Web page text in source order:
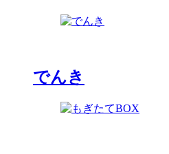
でんき